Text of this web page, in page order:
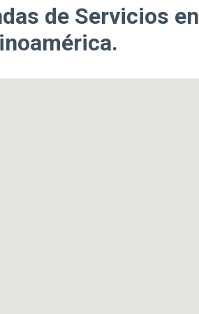
de Servicios